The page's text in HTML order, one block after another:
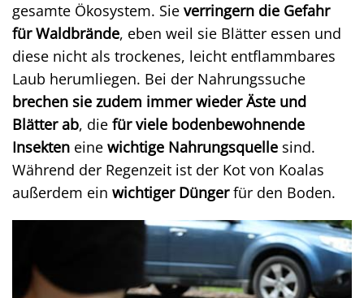
gesamte Ökosystem. Sie verringern die Gefahr
für Waldbrände, eben weil sie Blätter essen und
diese nicht als trockenes, leicht entflammbares
Laub herumliegen. Bei der Nahrungssuche
brechen sie zudem immer wieder Äste und
Blätter ab, die für viele bodenbewohnende
Insekten eine wichtige Nahrungsquelle sind.
Während der Regenzeit ist der Kot von Koalas
außerdem ein wichtiger Düngerfür den Boden.